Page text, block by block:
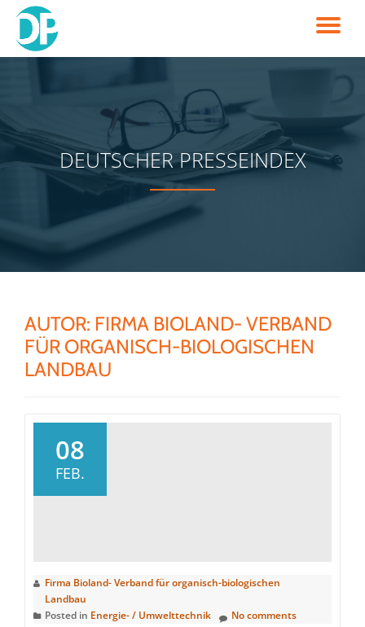
Skip
to
DEUTSCHER PRESSEINDEX
AUTOR: FIRMA BIOLAND- VERBAND
FÜR ORGANISCH-BIOLOGISCHEN
LANDBAU
08
FEB.
Firma Bioland- Verband für organisch-biologischen
Landbau
Posted in Energie- / Umwelttechnik No comments